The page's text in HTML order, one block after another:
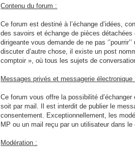
Contenu du forum :
Ce forum est destiné à l’échange d’idées,
des savoirs et échange de pièces détachées
dirigeante vous demande de ne pas
discuter d’autre chose, il existe un post
comptoir », où tous les sujets de
Messages privés et messagerie électronique
Ce forum vous offre la possibilité
soit par mail. Il est interdit de publier le
consentement. Exceptionnellement, les
MP ou un mail reçu par un utilisateur dans
Modération :